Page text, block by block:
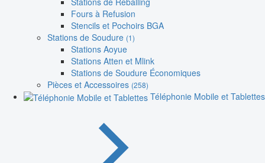
Fours à Refusion
Stencils et Pochoirs BGA
Stations de Soudure (1)
Stations Aoyue
Stations Atten et Mlink
Stations de Soudure Économiques
Pièces et Accessoires (258)
Téléphonie Mobile et Tablettes